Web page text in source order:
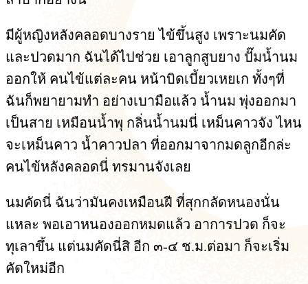
มีผู้หญิงหลังคลอดบางราย ไข้ขึ้นสูง เพราะนมคัด
และปวดมาก ฉันได้ไปช่วย เอาลูกสูบยาง ปั๊มน้ำนม
ออกให้ คนไข้แต่ละคน หน้าบิดเบี้ยวเหยเก ทั้งๆที่
ฉันก็พยายามทำ อย่างเบามือแล้ว น้ำนม พุ่งออกมา
เป็นสาย เหมือนน้ำพุ กลิ่นน้ำนมนี่ เหม็นคาวจัง ไหน
จะเหม็นคาว น้ำคาวปลา ที่ออกมาจากมดลูกอีกล่ะ
คนไข้หลังคลอดนี่ ทรมานจังเลย
นมคัดนี่ ฉันว่ามันคงเหมือนฝี ที่สุกกลัดหนองนั่น
แหละ พอเอาหนองออกหมดแล้ว อาการปวด ก็จะ
ทุเลาขึ้น แต่นมคัดนี่สิ อีก ๓-๔ ช.ม.ต่อมา ก็จะเริ่ม
คัดใหม่อีก